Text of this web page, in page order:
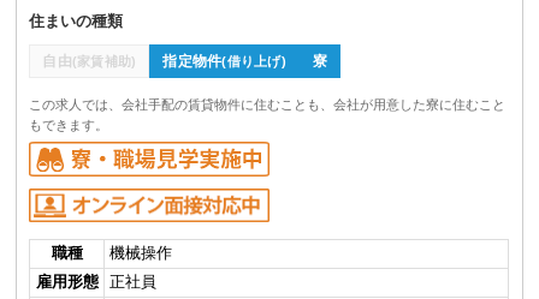
住まいの種類
自由(家賃補助) 指定物件(借り上げ) 寮
この求人では、会社手配の賃貸物件に住むことも、会社が用意した寮に住むこと
もできます。
職種
機械操作
雇用形態
正社員